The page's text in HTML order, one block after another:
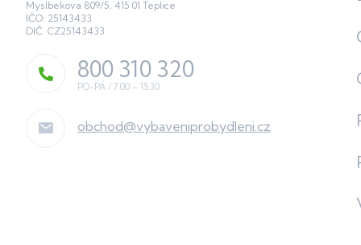
Myslbekova 809/5, 415 01 Teplice
IČO: 25143433
DIČ: CZ25143433
obchod@vybaveniprobydleni.cz
800 310 320